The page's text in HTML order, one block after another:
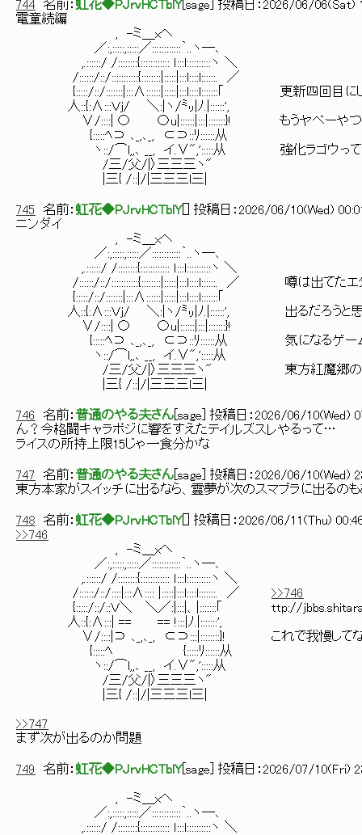
744 名前： 虹花◆PJrvHCTblY[ sage ] 投稿日： 2026/06/06(Sat)
電童続編
, -ミ＿xヘ
／:,:::::,:::::／::::::::::::｀..ヽ―､
,.::::::/ /::::::::{:::::::::::: ｌ:::l::::::::::ヽ ＼
/::::::/::/:::::::::::{::::::::|:::::|:::l::::l::::::. ／
{:::::/::/:::::::|:::∧::::::|:::::|:::l::::l:::::::｢ 更新四回目に
人::{:∧:::Ｖｊ/ ＼:|ヽ/㍉|ﾉ.|::::::',
∨/::::| 〇 〇u|::::::|:::|:::::::}! もうヤベーやつ出
{:::::ﾍ⊃ ､_,､_, ⊂⊃::ﾘ::::::从
ヽ::/⌒l,,､ __, イ.∨",':::::从 強化ラゴウって
/三/父/|〉三三三ヽ"
|三{ /::|/|三三三l三|
745 名前： 虹花◆PJrvHCTblY[ ] 投稿日： 2026/06/10(Wed)
ニンダイ
, -ミ＿xヘ
／:,:::::,:::::／::::::::::::｀..ヽ―､
,.::::::/ /::::::::{:::::::::::: ｌ:::l::::::::::ヽ ＼
/::::::/::/:::::::::::{::::::::|:::::|:::l::::l::::::. ／ 噂は出てたエタ
{:::::/::/:::::::|:::∧::::::|:::::|:::l::::l:::::::｢
人::{:∧:::Ｖｊ/ ＼:|ヽ/㍉|ﾉ.|::::::', 出るだろうと思ってたゼ
∨/::::| 〇 〇u|::::::|:::|:::::::}!
{:::::ﾍ⊃ ､_,､_, ⊂⊃::ﾘ::::::从 気になるゲーム沢山
ヽ::/⌒l,,､ __, イ.∨",':::::从
/三/父/|〉三三三ヽ" 東方紅魔郷の移植とキン
|三{ /::|/|三三三l三|
746 名前： 普通のやる夫さん sage ] 投稿日： 2026/06/10(Wed)
ん？今格闘キャラポジに響をすえたテイルズスレやるって…
ライスの所持上限15じゃ一食分かな
747 名前： 普通のやる夫さん sage ] 投稿日： 2026/06/10(Wed)
東方本家がスイッチに出るなら、霊夢が次のスマブラに出るの
748 名前： 虹花◆PJrvHCTblY[ ] 投稿日： 2026/06/11(Thu)
>>746
, -ミ＿xヘ
／:,:::::,:::::／::::::::::::｀..ヽ―､
,.::::::/ /::::::::{:::::::::::: ｌ:::l::::::::::ヽ ＼
/::::::/::/::::|:::∧:::: |:::::|:::l::::l:::::::. ／ >>746
{:::::/::/::Ｖ＼ ＼／:|:::|、|:::::::｢ ttp://
人::{:∧:::| == == !:::|ﾉ.|:::::::',
∨/::::|⊃ ､_,､_, ⊂⊃:::|::::::::}! これで我慢してな
{:::::ﾍ {:::::ﾘ::::::从
ヽ::/⌒l,,､ __, イ.∨",':::::从
/三/父/|〉三三三ヽ"
|三{ /::|/|三三三l三|
>>747
まず次が出るのか問題
749 名前： 虹花◆PJrvHCTblY[ sage ] 投稿日： 2026/07/10(Fri)
, -ミ＿xヘ
／:,:::::,:::::／::::::::::::｀..ヽ―､
,.::::::/ /::::::::{:::::::::::: ｌ:::l::::::::::ヽ ＼